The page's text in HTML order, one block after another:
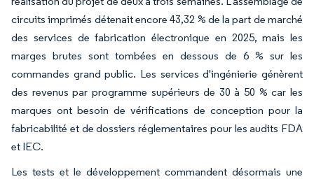
circuits imprimés détenait encore 43,32 % de la part de marché
des services de fabrication électronique en 2025, mais les
marges brutes sont tombées en dessous de 6 % sur les
commandes grand public. Les services d'ingénierie génèrent
des revenus par programme supérieurs de 30 à 50 % car les
marques ont besoin de vérifications de conception pour la
fabricabilité et de dossiers réglementaires pour les audits FDA
et IEC.
Les tests et le développement commandent désormais une